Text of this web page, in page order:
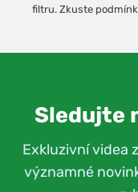
filtru. Zkuste
Sledujte
Exkluzivní videa
významné